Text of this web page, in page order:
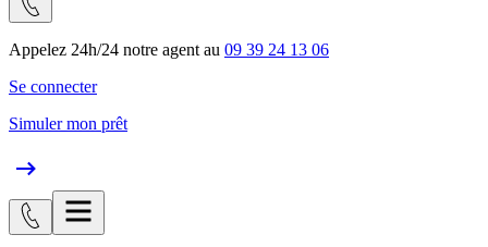
Appelez 24h/24 notre agent au 09 39 24 13 06
Se connecter
Simuler mon prêt